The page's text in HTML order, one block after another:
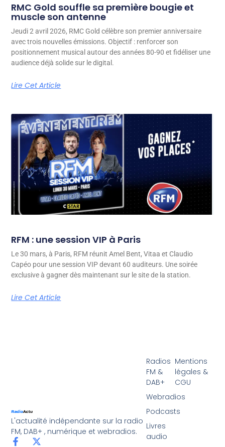
RMC Gold souffle sa première bougie et
muscle son antenne
Jeudi 2 avril 2026, RMC Gold célèbre son premier anniversaire
avec trois nouvelles émissions. Objectif : renforcer son
positionnement musical autour des années 80-90 et fidéliser une
audience déjà solide sur le digital.
Lire Cet Article
RFM : une session VIP à Paris
Le 30 mars, à Paris, RFM réunit Amel Bent, Vitaa et Claudio
Capéo pour une session VIP devant 60 auditeurs. Une soirée
exclusive à gagner dès maintenant sur le site de la station.
Lire Cet Article
L'actualité indépendante sur la radio
FM, DAB+ , numérique et webradios.
Radios
FM &
DAB+
Webradios
Podcasts
Livres
audio
Mentions
légales &
CGU